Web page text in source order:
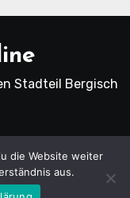
Stadteil Bergisch
vorbehalten.
|
die Website weiter
aus.